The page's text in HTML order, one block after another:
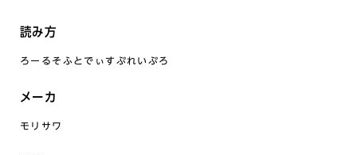
読み方
ろーるそふとでぃすぷれいぷろ
メーカ
モリサワ